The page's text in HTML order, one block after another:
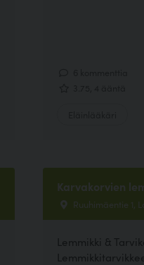
Karvakorvien
Ruuhimäentie 1,
Lemmikki &